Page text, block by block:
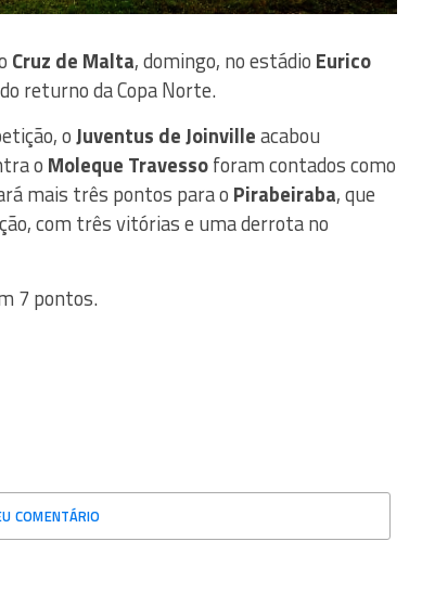
Cruz de Malta, domingo, no estádio Eurico
returno da Copa Norte.
oJuventus de Joinvilleacabou
o Moleque Travessoforam contados como
mais três pontos para o Pirabeiraba, que
com três vitórias e uma derrota no
7 pontos.
COMENTÁRIO